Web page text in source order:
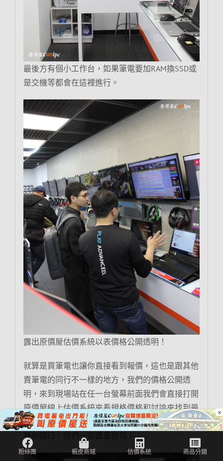
最後方有個小工作台，如果筆電要加RAM換SSD或
是交機等都會在這裡進行。
露出原價屋估價系統以表價格公開透明！
就算是買筆電也讓你直接看到報價，這也是跟其他
賣筆電的同行不一樣的地方，我們的價格公開透
明，來到現場站在任一台螢幕前面我們會直接打開
原價屋線上估價系統來看規格價格和討論來找到最
合適你的筆電！對了，原價屋不敢說最便宜，但只
要你開口，我們一定盡量做到！
×